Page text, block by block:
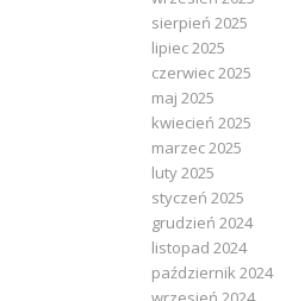
sierpień 2025
lipiec 2025
czerwiec 2025
maj 2025
kwiecień 2025
marzec 2025
luty 2025
styczeń 2025
grudzień 2024
listopad 2024
październik 2024